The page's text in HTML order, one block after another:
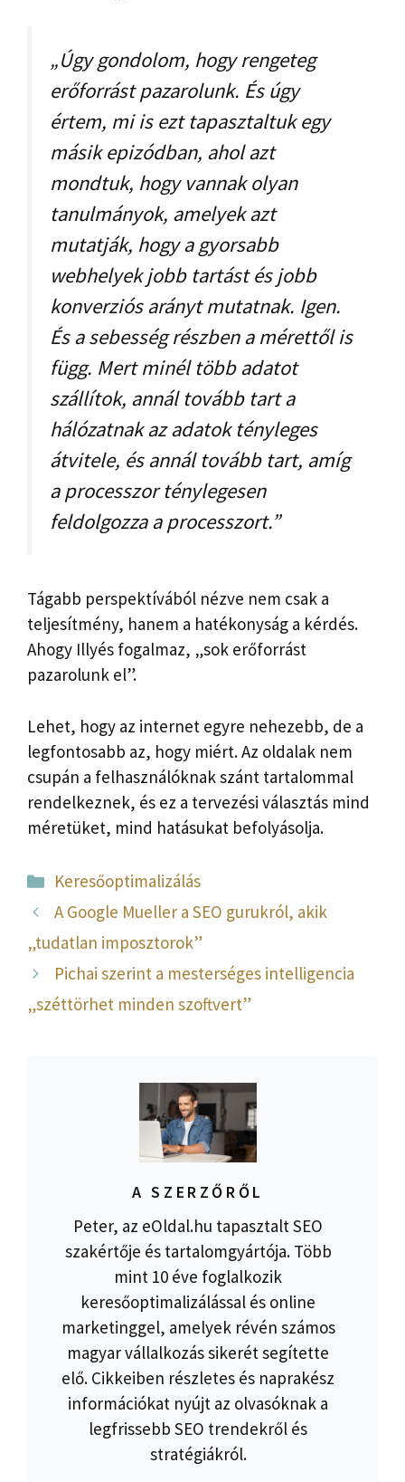
„Úgy gondolom, hogy rengeteg
erőforrást pazarolunk. És úgy
értem, mi is ezt tapasztaltuk egy
másik epizódban, ahol azt
mondtuk, hogy vannak olyan
tanulmányok, amelyek azt
mutatják, hogy a gyorsabb
webhelyek jobb tartást és jobb
konverziós arányt mutatnak. Igen.
És a sebesség részben a mérettől is
függ. Mert minél több adatot
szállítok, annál tovább tart a
hálózatnak az adatok tényleges
átvitele, és annál tovább tart, amíg
a processzor ténylegesen
feldolgozza a processzort.”
Tágabb perspektívából nézve nem csak a
teljesítmény, hanem a hatékonyság a kérdés.
Ahogy Illyés fogalmaz, „sok erőforrást
pazarolunk el”.
Lehet, hogy az internet egyre nehezebb, de a
legfontosabb az, hogy miért. Az oldalak nem
csupán a felhasználóknak szánt tartalommal
rendelkeznek, és ez a tervezési választás mind
méretüket, mind hatásukat befolyásolja.
Kategória
Keresőoptimalizálás
A Google Mueller a SEO gurukról, akik
„tudatlan imposztorok”
Pichai szerint a mesterséges intelligencia
„széttörhet minden szoftvert”
A SZERZŐRŐL
Peter, az eOldal.hu tapasztalt SEO
szakértője és tartalomgyártója. Több
mint 10 éve foglalkozik
keresőoptimalizálással és online
marketinggel, amelyek révén számos
magyar vállalkozás sikerét segítette
elő. Cikkeiben részletes és naprakész
információkat nyújt az olvasóknak a
legfrissebb SEO trendekről és
stratégiákról.